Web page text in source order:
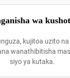
wa
kujitoa uzito
wanathibitisha
siyo ya kutaka.